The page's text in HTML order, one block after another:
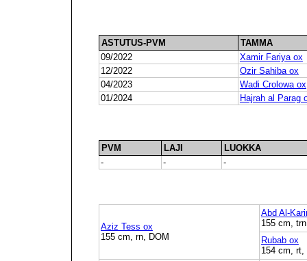
ASTUTUS-PVM
TAMMA
09/2022
Xamir Fariya ox
12/2022
Ozir Sahiba ox
04/2023
Wadi Crolowa ox
01/2024
Hajrah al Parag
PVM LAJI
LUOKKA
-
- -
Aziz Tess ox
155 cm, rn, DOM
Abd Al-
155 cm,
Rubab ox
154 cm, rt,